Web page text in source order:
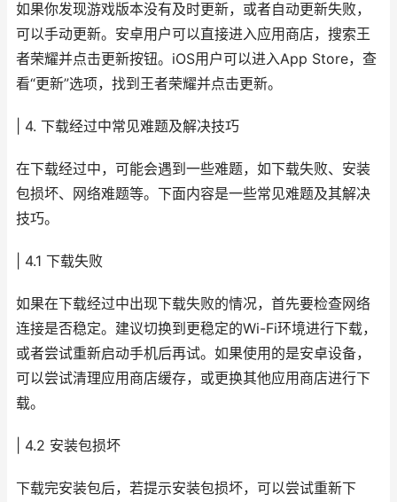
如果你发现游戏版本没有及时更新，或者自动更新失败，
可以手动更新。安卓用户可以直接进入应用商店，搜索王
者荣耀并点击更新按钮。iOS用户可以进入App Store，查
看“更新”选项，找到王者荣耀并点击更新。
| 4. 下载经过中常见难题及解决技巧
在下载经过中，可能会遇到一些难题，如下载失败、安装
包损坏、网络难题等。下面内容是一些常见难题及其解决
技巧。
| 4.1 下载失败
如果在下载经过中出现下载失败的情况，首先要检查网络
连接是否稳定。建议切换到更稳定的Wi-Fi环境进行下载，
或者尝试重新启动手机后再试。如果使用的是安卓设备，
可以尝试清理应用商店缓存，或更换其他应用商店进行下
载。
| 4.2 安装包损坏
下载完安装包后，若提示安装包损坏，可以尝试重新下